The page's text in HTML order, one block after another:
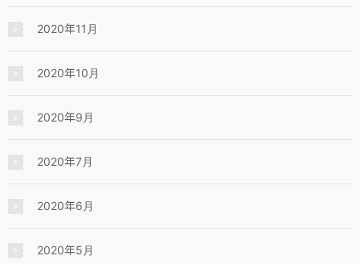
2020年11月
2020年10月
2020年9月
2020年7月
2020年6月
2020年5月